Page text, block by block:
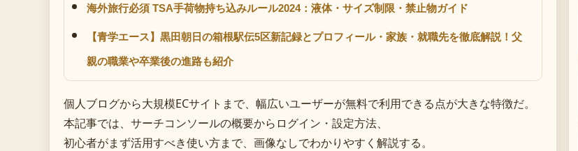
海外旅行必須 TSA手荷物持ち込みルール2024：液体・サイズ制限・禁止物ガイド
【青学エース】黒田朝日の箱根駅伝5区新記録とプロフィール・家族・就職先を徹底解説！父
親の職業や卒業後の進路も紹介
個人ブログから大規模ECサイトまで、幅広いユーザーが無料で利用できる点が大きな特徴だ。
本記事では、サーチコンソールの概要からログイン・設定方法、
初心者がまず活用すべき使い方まで、画像なしでわかりやすく解説する。